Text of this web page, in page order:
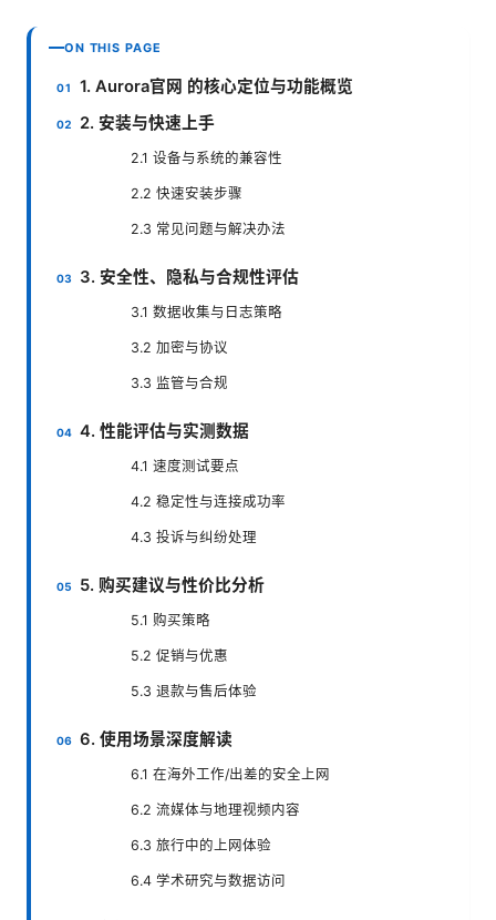
ON THIS PAGE
1. Aurora官网 的核心定位与功能概览
2. 安装与快速上手
2.1 设备与系统的兼容性
2.2 快速安装步骤
2.3 常见问题与解决办法
3. 安全性、隐私与合规性评估
3.1 数据收集与日志策略
3.2 加密与协议
3.3 监管与合规
4. 性能评估与实测数据
4.1 速度测试要点
4.2 稳定性与连接成功率
4.3 投诉与纠纷处理
5. 购买建议与性价比分析
5.1 购买策略
5.2 促销与优惠
5.3 退款与售后体验
6. 使用场景深度解读
6.1 在海外工作/出差的安全上网
6.2 流媒体与地理视频内容
6.3 旅行中的上网体验
6.4 学术研究与数据访问